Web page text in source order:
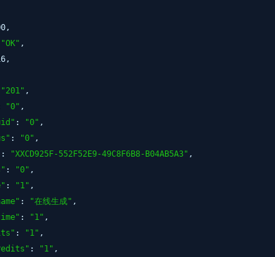
"OK" ,
"201" ,
"0" ,
: "0" ,
: "0" ,
: "XXCD925F-552F52E9-49C8F6B8-B04AB5A3" ,
: "0" ,
: "1" ,
: "在线生成" ,
: "1" ,
: "1" ,
: "1" ,